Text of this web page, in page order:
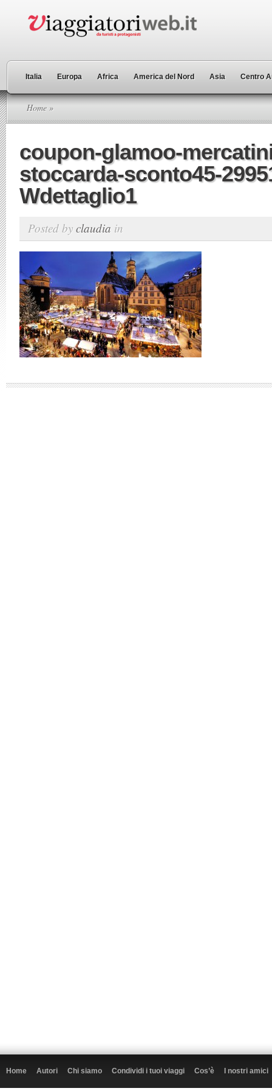
Italia Europa Africa America del Nord Asia Centro
Home »
coupon-glamoo-
stoccarda-sconto45-
Wdettaglio1
Posted by claudia in
Home Autori Chi siamo Condividi i tuoi viaggi Cos’è I nostri amici